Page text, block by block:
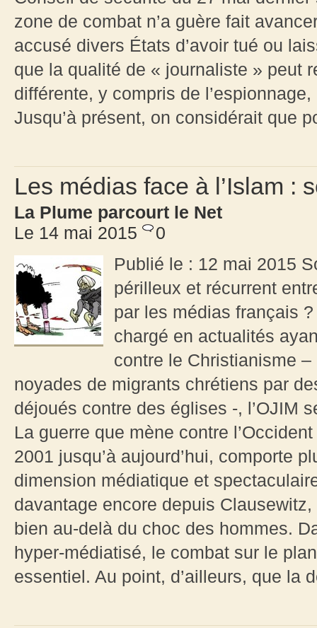
zone de combat n’a guère fait
accusé divers États d’avoir tué ou
que la qualité de « journaliste » peut
différente, y compris de
Jusqu’à présent, on considérait que
Les médias face à l’Islam :
La Plume parcourt le Net
Le 14 mai 2015
0
Publié le : 12 mai 2015
périlleux et récurrent
par les médias français
chargé en actualités
contre le Christianisme
noyades de migrants chrétiens par
déjoués contre des églises -, l’OJIM
La guerre que mène contre
2001 jusqu’à aujourd’hui, comporte
dimension médiatique et
davantage encore depuis
bien au-delà du choc des hommes.
hyper-médiatisé, le combat sur le
essentiel. Au point, d’ailleurs, que la